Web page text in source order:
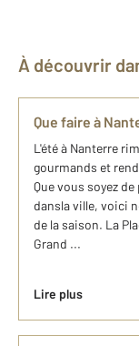
À découvrir
Que faire à
L'été à Nanterre
gourmands et
Que vous soyez
dansla ville, voici
de la saison. La
Grand ...
Lire plus